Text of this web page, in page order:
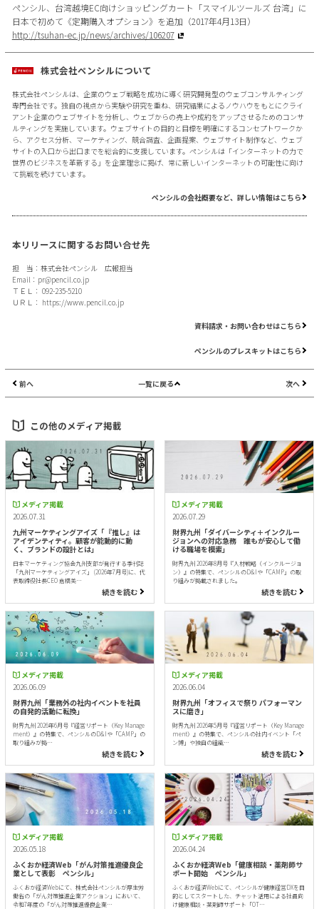
ペンシル、台湾越境EC向けショッピングカート「スマイルツールズ 台湾」に
日本で初めて《定期購入オプション》を追加（2017年4月13日）
http://tsuhan-ec.jp/news/archives/106207
株式会社ペンシルについて
株式会社ペンシルは、企業のウェブ戦略を成功に導く研究開発型のウェブコンサルティング
専門会社です。独自の視点から実験や研究を重ね、研究結果によるノウハウをもとにクライ
アント企業のウェブサイトを分析し、ウェブからの売上や成約をアップさせるためのコンサ
ルティングを実施しています。ウェブサイトの目的と目標を明確にするコンセプトワークか
ら、アクセス分析、マーケティング、競合調査、企画提案、ウェブサイト制作など、ウェブ
サイトの入口から出口までを総合的に支援しています。ペンシルは「インターネットの力で
世界のビジネスを革新する」を企業理念に掲げ、常に新しいインターネットの可能性に向け
て挑戦を続けています。
ペンシルの会社概要など、詳しい情報はこちら
本リリースに関するお問い合せ先
担 当：株式会社ペンシル 広報担当
Email： pr@pencil.co.jp
ＴＥＬ： 092-235-5210
ＵＲＬ： https://www.pencil.co.jp
資料請求・お問い合わせはこちら
ペンシルのプレスキットはこちら
前へ 一覧に戻る 次へ
この他のメディア掲載
メディア掲載
2026.07.31
九州マーケティングアイズ「『推し』は
アイデンティティ。顧客が能動的に動
く、ブランドの設計とは」
日本マーケティング協会九州支部が発行する季刊誌
「九州マーケティングアイズ」 (2026年7月号)に、代
表取締役社長CEO 倉橋美…
続きを読む
メディア掲載
2026.07.29
財界九州「ダイバーシティ＋インクルー
ジョンへの対応急務 誰もが安心して働
ける職場を模索」
財界九州 2026年8月号『人材戦略（インクルージョ
ン）』の特集で、ペンシルのD&Iや「CAMP」の取
り組みが掲載されました。
続きを読む
メディア掲載
2026.06.09
財界九州「業務外の社内イベントを社員
の自発的活動に転換」
財界九州 2026年6月号『経営リポート（Key Manage
ment）』の特集で、ペンシルのD&Iや「CAMP」の
取り組みが掲…
続きを読む
メディア掲載
2026.06.04
財界九州「オフィスで祭り パフォーマン
スに磨き」
財界九州 2026年5月号『経営リポート（Key Manage
ment）』の特集で、ペンシルの社内イベント「ペ
ン博」や独自の組織…
続きを読む
メディア掲載
2026.05.18
ふくおか経済Web「がん対策推進優良企
業として表彰 ペンシル」
ふくおか経済Webにて、株式会社ペンシルが厚生労
働省の「がん対策推進企業アクション」において、
令和7年度の「がん対策推進優良企業…
メディア掲載
2026.04.24
ふくおか経済Web「健康相談・薬剤師サ
ポート開始 ペンシル」
ふくおか経済Webにて、ペンシルが健康経営DXを目
的としてスタートした、チャット活用による社員向
け健康相談・薬剤師サポート「OT…